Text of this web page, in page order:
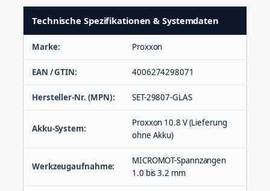
t
Technische Spezifikationen & Systemdaten
Marke: Proxxon
EAN / GTIN: 4006274298071
Hersteller-Nr. (MPN): SET-29807-GLAS
Akku-System:
Proxxon 10.8 V (Lieferung
ohne Akku)
Werkzeugaufnahme:
MICROMOT-Spannzangen
1.0 bis 3.2 mm